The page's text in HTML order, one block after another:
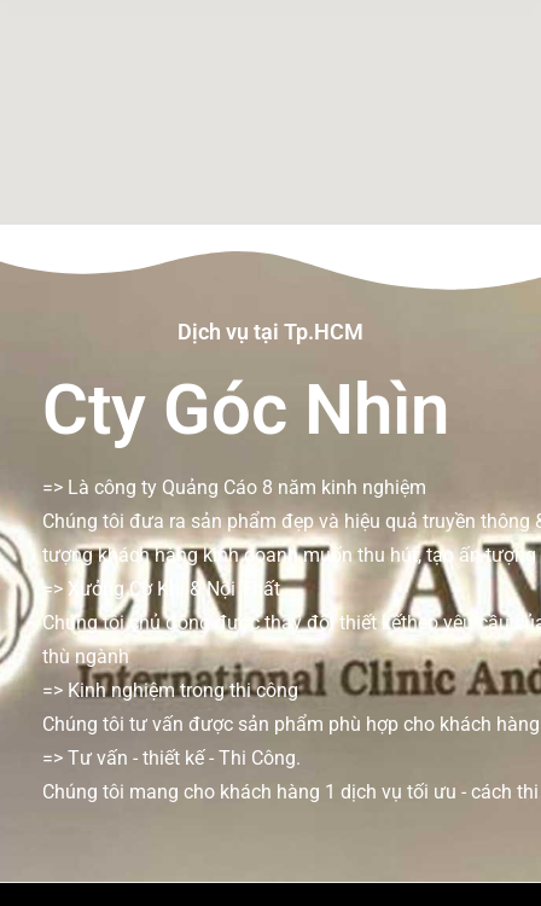
Dịch vụ tại Tp.HCM
Cty Góc Nhìn
=> Là công ty Quảng Cáo 8 năm kinh nghiệm
Chúng tôi đưa ra sản phẩm đẹp và hiệu quả truyền
tượng khách hàng kinh doanh muốn thu hút, tạo ấn tượng
=> Xưởng Cơ Khí & Nội Thất
Chúng tôi chủ động được thay đổi thiết kếtheo yêu cầu
thù ngành
=> Kinh nghiệm trong thi công
Chúng tôi tư vấn được sản phẩm phù hợp cho khách
=> Tư vấn - thiết kế - Thi Công.
Chúng tôi mang cho khách hàng 1 dịch vụ tối ưu - cách